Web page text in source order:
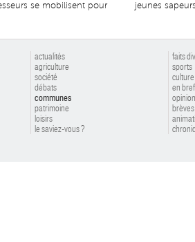
se mobilisent pour
jeunes
actualités
agriculture
société
débats
communes
patrimoine
loisirs
le saviez-vous ?
faits
sports
culture
en bref
brèves